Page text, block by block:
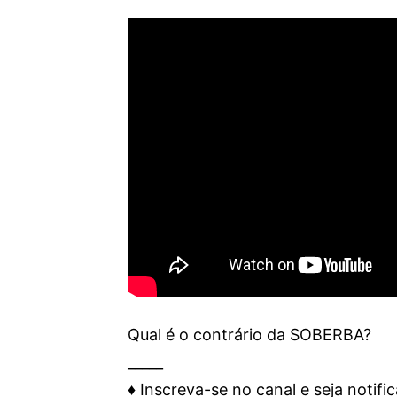
Qual é o contrário da SOBERBA?
♦️ Inscreva-se no canal e seja